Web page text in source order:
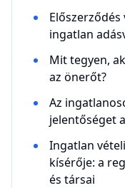
ingatlan
Mit tegyen,
az önerőt?
Az
jelentőséget
Ingatlan
kísérője: a
és társai